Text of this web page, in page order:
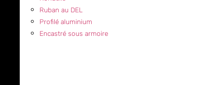
Ruban au DEL
Profilé aluminium
Encastré sous armoire